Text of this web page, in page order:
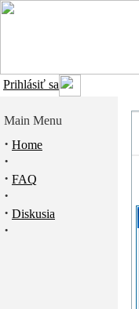
Prihlásiť sa
Main Menu
· Home
·
· FAQ
·
· Diskusia
·